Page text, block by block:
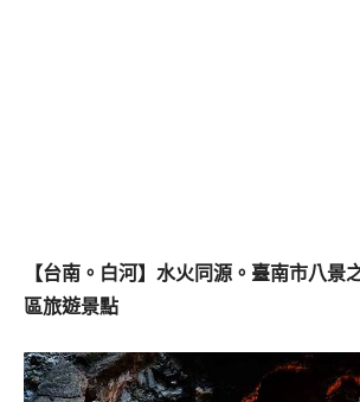
【台南。白河】水火同源。臺南市八景
區旅遊景點